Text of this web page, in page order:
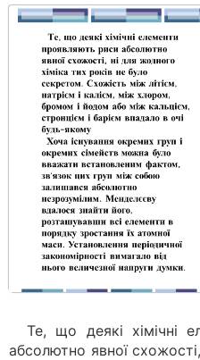
Те, що деякі хімічні
абсолютно явної